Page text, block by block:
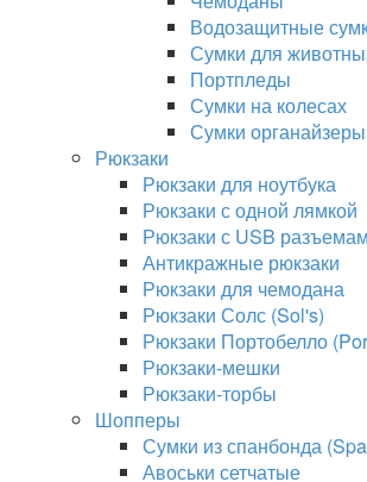
Водозащитные
Сумки для
Портпледы
Сумки на колесах
Сумки органайзеры
Рюкзаки
Рюкзаки для ноутбука
Рюкзаки с одной лямкой
Рюкзаки с USB
Антикражные рюкзаки
Рюкзаки для чемодана
Рюкзаки Солс (Sol's)
Рюкзаки Портобелло
Рюкзаки-мешки
Рюкзаки-торбы
Шопперы
Сумки из спанбонда
Авоськи сетчатые